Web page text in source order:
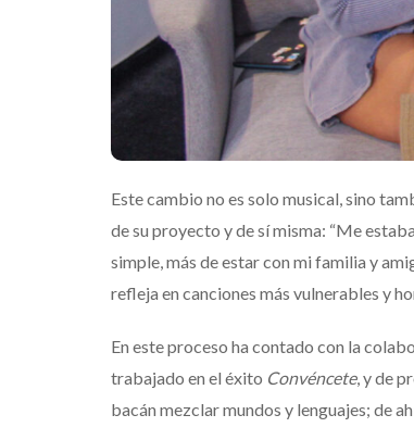
Este cambio no es solo musical, sino
de su proyecto y de sí misma: “Me
simple, más de estar con mi familia y
refleja en canciones más vulnerables y
En este proceso ha contado con la
trabajado en el éxito Convéncete, y de
bacán mezclar mundos y lenguajes; de